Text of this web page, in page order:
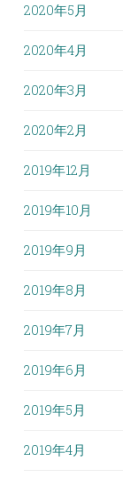
2020年5月
2020年4月
2020年3月
2020年2月
2019年12月
2019年10月
2019年9月
2019年8月
2019年7月
2019年6月
2019年5月
2019年4月